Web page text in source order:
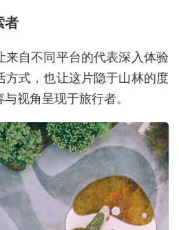
者
来自不同平台的代表深入体验
方式，也让这片隐于山林的度
视角呈现于旅行者。